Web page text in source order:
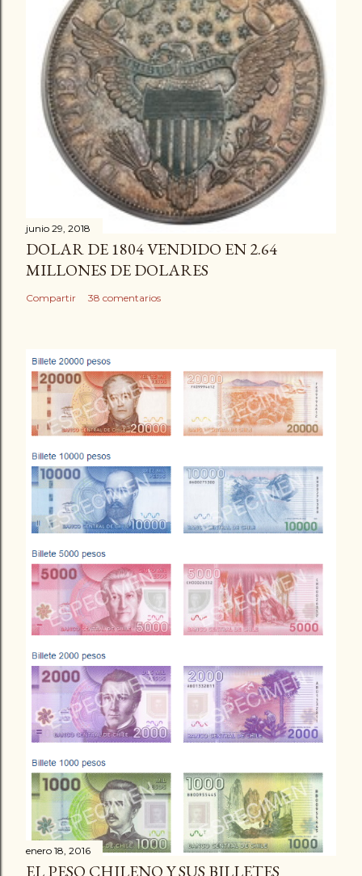
junio 29, 2018
DOLAR DE 1804 VENDIDO EN 2.64
MILLONES DE DOLARES
Compartir 38 comentarios
enero 18, 2016
EL PESO CHILENO Y SUS BILLETES